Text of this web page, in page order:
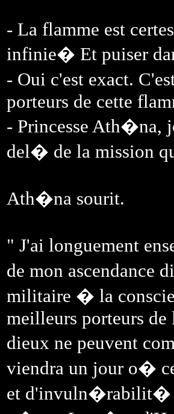
- La flamme est
infinie� Et puiser
- Oui c'est exact.
porteurs de cette
- Princesse Ath�na,
del� de la mission
Ath�na sourit.
" J'ai longuement
de mon ascendance
militaire � la
meilleurs porteurs de
dieux ne peuvent
viendra un jour o�
et d'invuln�rabilit�